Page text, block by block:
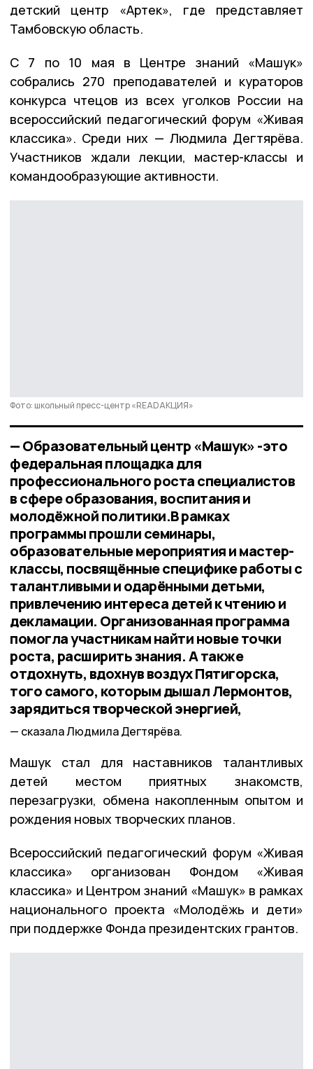
детский центр «Артек», где представляет
Тамбовскую область.
С 7 по 10 мая в Центре знаний «Машук»
собрались 270 преподавателей и кураторов
конкурса чтецов из всех уголков России на
всероссийский педагогический форум «Живая
классика». Среди них — Людмила Дегтярёва.
Участников ждали лекции, мастер-классы и
командообразующие активности.
Фото: школьный пресс-центр «READAКЦИЯ»
— Образовательный центр «Машук» -это
федеральная площадка для
профессионального роста специалистов
в сфере образования, воспитания и
молодёжной политики.В рамках
программы прошли семинары,
образовательные мероприятия и мастер-
классы, посвящённые специфике работы с
талантливыми и одарёнными детьми,
привлечению интереса детей к чтению и
декламации. Организованная программа
помогла участникам найти новые точки
роста, расширить знания. А также
отдохнуть, вдохнув воздух Пятигорска,
того самого, которым дышал Лермонтов,
зарядиться творческой энергией,
сказала Людмила Дегтярёва.
Машук стал для наставников талантливых
детей местом приятных знакомств,
перезагрузки, обмена накопленным опытом и
рождения новых творческих планов.
Всероссийский педагогический форум «Живая
классика» организован Фондом «Живая
классика» и Центром знаний «Машук» в рамках
национального проекта «Молодёжь и дети»
при поддержке Фонда президентских грантов.